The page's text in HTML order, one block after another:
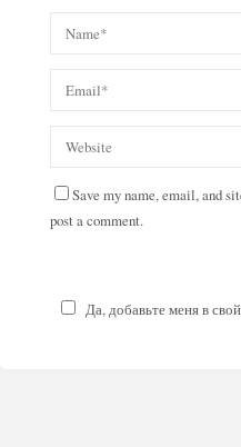
Save my name, email, and
post a comment.
Да, добавьте меня в